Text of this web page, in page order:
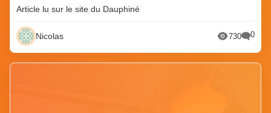
Article lu sur le site du Dauphiné
Nicolas 730 0